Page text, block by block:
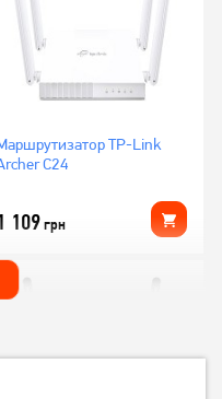
TP-Link
C24
109грн